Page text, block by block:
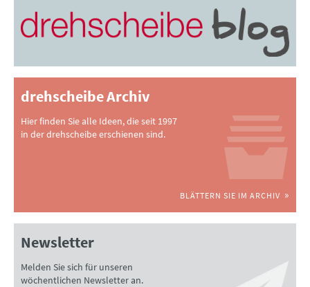
drehscheibe Archiv
Hier finden Sie alle Ideen, die seit 1997
in der drehscheibe erschienen sind.
BLÄTTERN SIE IM ARCHIV
Newsletter
Melden Sie sich für unseren
wöchentlichen Newsletter an.